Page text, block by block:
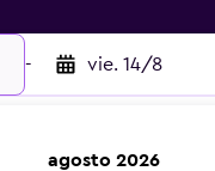
- vie. 14/8
agosto 2026